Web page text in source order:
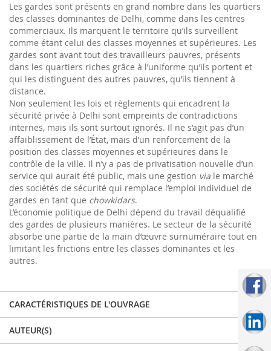
Les gardes sont présents en grand nombre dans les quartiers
des classes dominantes de Delhi, comme dans les centres
commerciaux. Ils marquent le territoire qu’ils surveillent
comme étant celui des classes moyennes et supérieures. Les
gardes sont avant tout des travailleurs pauvres, présents
dans les quartiers riches grâce à l’uniforme qu’ils portent et
qui les distinguent des autres pauvres, qu’ils tiennent à
distance.
Non seulement les lois et règlements qui encadrent la
sécurité privée à Delhi sont empreints de contradictions
internes, mais ils sont surtout ignorés. Il ne s’agit pas d’un
affaiblissement de l’État, mais d’un renforcement de la
position des classes moyennes et supérieures dans le
contrôle de la ville. Il n’y a pas de privatisation nouvelle d’un
service qui aurait été public, mais une gestion via le marché
des sociétés de sécurité qui remplace l’emploi individuel de
gardes en tant que chowkidars.
L’économie politique de Delhi dépend du travail déqualifié
des gardes de plusieurs manières. Le secteur de la sécurité
absorbe une partie de la main d’œuvre surnuméraire tout en
limitant les frictions entre les classes dominantes et les
autres.
CARACTÉRISTIQUES DE L'OUVRAGE
AUTEUR(S)